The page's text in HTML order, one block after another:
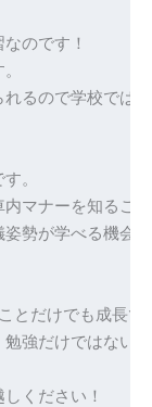
のです！
るので学校では
。
マナーを知るこ
とだけでも成長で
強だけではない
ください！